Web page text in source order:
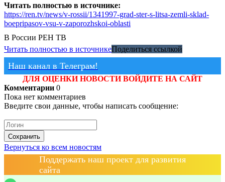
Читать полностью в источнике:
https://ren.tv/news/v-rossii/1341997-grad-ster-s-litsa-zemli-sklad-
boepripasov-vsu-v-zaporozhskoi-oblasti
В России РЕН ТВ
Читать полностью в источникеПоделиться ссылкой
Наш канал в Телеграм!
ДЛЯ ОЦЕНКИ НОВОСТИ ВОЙДИТЕ НА САЙТ
Комментарии 0
Пока нет комментариев
Введите свои данные, чтобы написать сообщение:
Сохранить
Вернуться ко всем новостям
Поддержать наш проект для развития
сайта